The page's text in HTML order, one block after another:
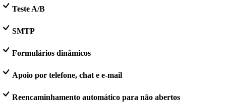
Teste A/B
SMTP
Formulários dinâmicos
Apoio por telefone, chat e e-mail
Reencaminhamento automático para não abertos